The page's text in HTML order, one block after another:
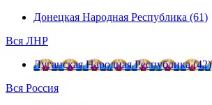
Донецкая Народная Республика (61)
Вся ЛНР
Луганская Народная Республика (42)
Вся Россия